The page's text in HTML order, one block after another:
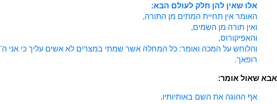
אלו שאין להן חלק לעולם הבא:
האומר אין תחיית המתים מן התורה,
ואין תורה מן השמים,
והאפיקורוס,
והלוחש על המכה ואומר: כל המחלה אשר שמתי במצרים לא אשים עליך כי אני ה'
רופאך.
אבא שאול אומר:
אף ההוגה את השם באותיותיו.